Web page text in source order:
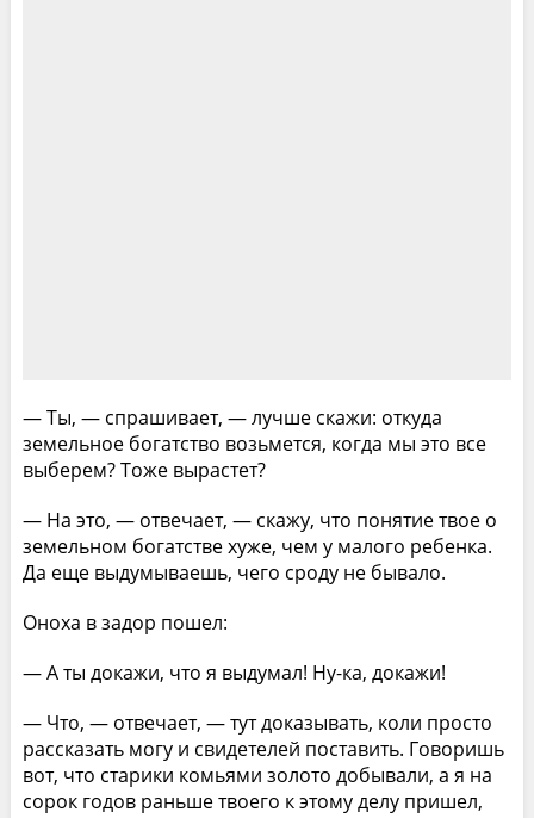
— Ты, — спрашивает, — лучше скажи: откуда
земельное богатство возьмется, когда мы это все
выберем? Тоже вырастет?
— На это, — отвечает, — скажу, что понятие твое о
земельном богатстве хуже, чем у малого ребенка.
Да еще выдумываешь, чего сроду не бывало.
Оноха в задор пошел:
— А ты докажи, что я выдумал! Ну-ка, докажи!
— Что, — отвечает, — тут доказывать, коли просто
рассказать могу и свидетелей поставить. Говоришь
вот, что старики комьями золото добывали, а я на
сорок годов раньше твоего к этому делу пришел,